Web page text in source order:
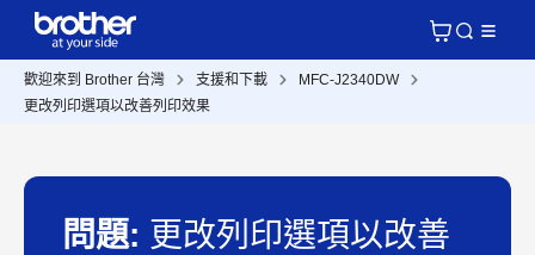
歡迎來到 Brother 台灣 支援和下載
MFC-J2340DW
更改列印選項以改善列印效果
問題: 更改列印選項以改善